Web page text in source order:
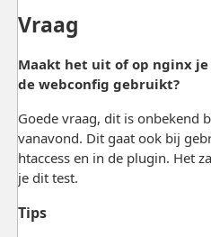
Vraag
Maakt het uit of op nginx
de webconfig gebruikt?
Goede vraag, dit is onbekend
vanavond. Dit gaat ook bij
htaccess en in de plugin. Het
je dit test.
Tips